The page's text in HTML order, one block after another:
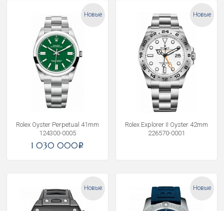
Новые
Rolex Oyster Perpetual 41mm
124300-0005
1 030 000i
Новые
Rolex Explorer II Oyster 42mm
226570-0001
Новые Новые